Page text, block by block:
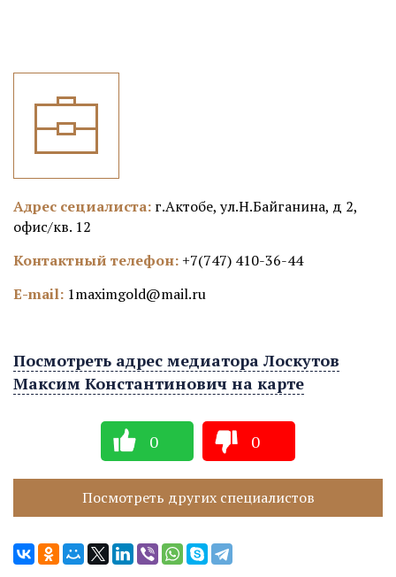
Адрес сециалиста: г.Актобе, ул.Н.Байганина, д 2,
офис/кв. 12
Контактный телефон: +7(747) 410-36-44
E-mail: 1maximgold@mail.ru
Посмотреть адрес медиатора Лоскутов
Максим Константинович на карте
0 0
Посмотреть других специалистов